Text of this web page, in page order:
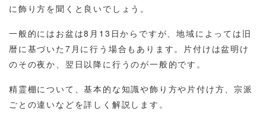
に飾り方を聞くと良いでしょう。
一般的にはお盆は8月13日からですが、地域によっては旧
暦に基づいた7月に行う場合もあります。片付けは盆明け
のその夜か、翌日以降に行うのが一般的です。
精霊棚について、基本的な知識や飾り方や片付け方、宗派
ごとの違いなどを詳しく解説します。